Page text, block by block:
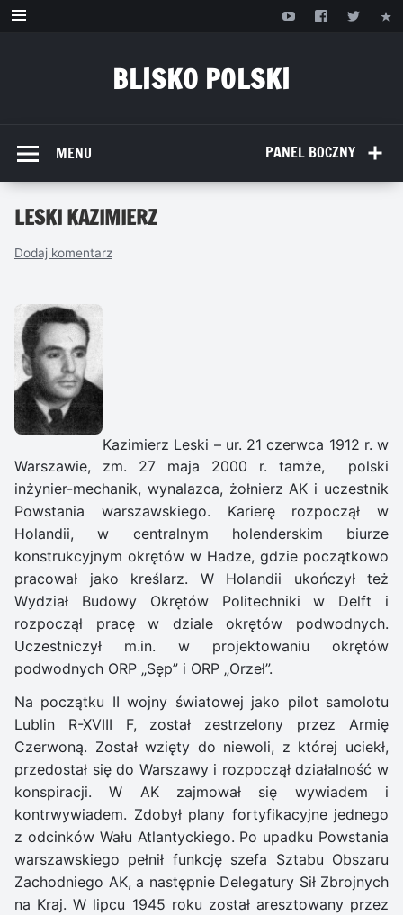
Przejdź
BLISKO POLSKI
PANEL BOCZNY
MENU
LESKI KAZIMIERZ
Dodaj komentarz
Kazimierz Leski – ur. 21 czerwca 1912 r. w
Warszawie, zm. 27 maja 2000 r. tamże, polski
inżynier-mechanik, wynalazca, żołnierz AK i uczestnik
Powstania warszawskiego. Karierę rozpoczął w
Holandii, w centralnym holenderskim biurze
konstrukcyjnym okrętów w Hadze, gdzie początkowo
pracował jako kreślarz. W Holandii ukończył też
Wydział Budowy Okrętów Politechniki w Delft i
rozpoczął pracę w dziale okrętów podwodnych.
Uczestniczył m.in. w projektowaniu okrętów
podwodnych ORP „Sęp” i ORP „Orzeł”.
Na początku II wojny światowej jako pilot samolotu
Lublin R-XVIII F, został zestrzelony przez Armię
Czerwoną. Został wzięty do niewoli, z której uciekł,
przedostał się do Warszawy i rozpoczął działalność w
konspiracji. W AK zajmował się wywiadem i
kontrwywiadem. Zdobył plany fortyfikacyjne jednego
z odcinków Wału Atlantyckiego. Po upadku Powstania
warszawskiego pełnił funkcję szefa Sztabu Obszaru
Zachodniego AK, a następnie Delegatury Sił Zbrojnych
na Kraj. W lipcu 1945 roku został aresztowany przez